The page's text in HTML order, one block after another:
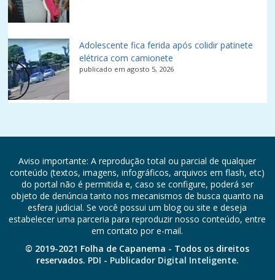
Adolescente fica ferida após colidir patinete
elétrica com camionete
publicado em agosto 5, 2026
Aviso importante: A reprodução total ou parcial de qualquer
conteúdo (textos, imagens, infográficos, arquivos em flash, etc)
do portal não é permitida e, caso se configure, poderá ser
objeto de denúncia tanto nos mecanismos de busca quanto na
esfera judicial. Se você possui um blog ou site e deseja
estabelecer uma parceria para reproduzir nosso conteúdo, entre
em contato por e-mail.
© 2019-2021 Folha de Capanema - Todos os direitos
reservados. PDI - Publicador Digital Inteligente.